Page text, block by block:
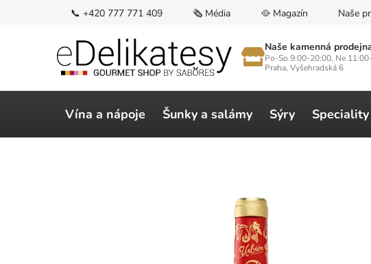
📞 +420 777 771 409 🗞️ Média 🥘 Magazín Naše
Naše kamenná
Po-So 9:00-20:00, Ne
Praha, Vyšehradská 6
Vína a nápoje Šunky a salámy Sýry Speciality